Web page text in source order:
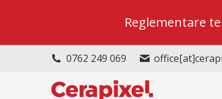
0762 249 069
Reglementare